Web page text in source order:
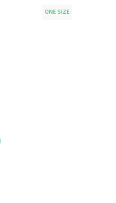
ONE SIZE